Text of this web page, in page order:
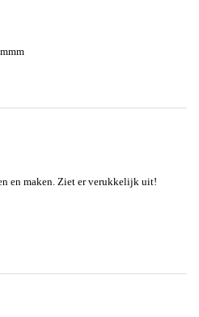
en maken. Ziet er verukkelijk uit!